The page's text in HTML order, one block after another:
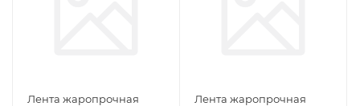
Лента жаропрочная
Лента жаропрочная